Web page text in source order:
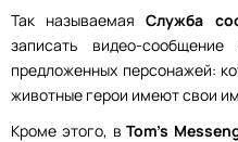
Так называемаяСлужба
записать видео-
предложенных персонажей:
животные герои имеют свои
Кроме этого, вTom’s